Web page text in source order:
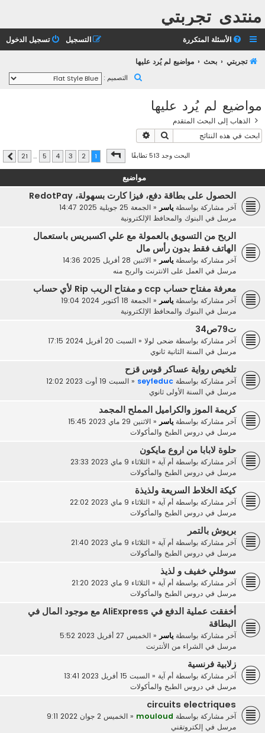
منتدى تجربتي
الأسئلة المتكررة تسجيل الدخول التسجيل
تجربتي بحث مواضيع لم يُرد عليها
التصميم :
ب
مواضيع لم يُرد عليها
الذهاب إلى البحث المتقدم
بحث
البحث وجد 513 تطابقًا صفحة1 من21
2
3
4
5
…
21 التالي
مواضيع
الحصول على بطاقة دفع، فيزا كارت بسهولة، RedotPay
آخر مشاركة بواسطة ياسر« الجمعة 25 جويلية 2025 14:47
مرسل في البنوك والمحافظ الإلكترونية
الربح من التسويق بالعمولة مع علي اكسبريس باستعمال
الهاتف فقط بدون رأس مال
آخر مشاركة بواسطة ياسر« الاثنين 28 أفريل 2025 14:36
مرسل في العمل على الانترنت والربح منه
معرفة مفتاح حساب ccp و مفتاح الريب Rip لأي حساب
آخر مشاركة بواسطة ياسر« الجمعة 18 أكتوبر 2024 19:04
مرسل في البنوك والمحافظ الإلكترونية
ت79ص34
آخر مشاركة بواسطة ضحى لولا« السبت 20 أفريل 2024 17:15
مرسل في السنة الثانية ثانوي
تلخيص رواية عساكر قوس قزح
آخر مشاركة بواسطة seyfeduc
« السبت 19 أوت 2023 12:02
مرسل في السنة الأولى ثانوي
كريمة الموز والكراميل المملح المجمد
آخر مشاركة بواسطة ياسر« الاثنين 29 ماي 2023 15:45
مرسل في دروس الطبخ والمأكولات
حلوة لابابا من اروع مايكون
آخر مشاركة بواسطة أم آية« الثلاثاء 9 ماي 2023 23:33
مرسل في دروس الطبخ والمأكولات
كيكة الخلاط السريعة ولذيذة
آخر مشاركة بواسطة أم آية« الثلاثاء 9 ماي 2023 22:02
مرسل في دروس الطبخ والمأكولات
بريوش بالتمر
آخر مشاركة بواسطة أم آية« الثلاثاء 9 ماي 2023 21:40
مرسل في دروس الطبخ والمأكولات
سوفلي خفيف و لذيذ
آخر مشاركة بواسطة أم آية« الثلاثاء 9 ماي 2023 21:20
مرسل في دروس الطبخ والمأكولات
أخفقت عملية الدفع في AliExpress مع موجود المال في
البطاقة
آخر مشاركة بواسطة ياسر« الخميس 27 أفريل 2023 5:52
مرسل في الشراء من الأنترنت
زلابية فرنسية
آخر مشاركة بواسطة أم آية« السبت 15 أفريل 2023 13:41
مرسل في دروس الطبخ والمأكولات
circuits electriques
آخر مشاركة بواسطة mouloud
« الخميس 2 جوان 2022 9:11
مرسل في إلكتروتقني